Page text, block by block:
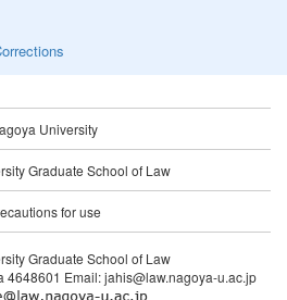
University
Graduate School of Law
for use
Graduate School of Law
4648601 Email: jahis@law.nagoya-u.ac.jp